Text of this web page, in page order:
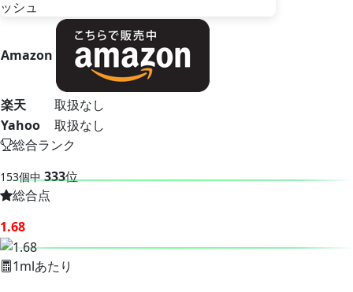
Amazon
楽天
取扱なし
Yahoo
取扱なし
総合ランク
153個中 333位
総合点
1.68
1mlあたり